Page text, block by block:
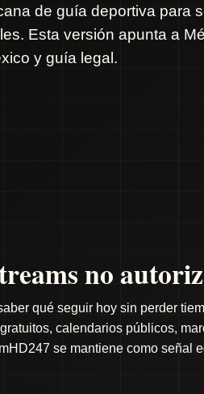
de guía deportiva para
Esta versión apunta a
y guía legal.
no
qué seguir hoy sin perder
calendarios públicos,
se mantiene como señal